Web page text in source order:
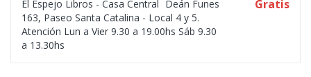
El Espejo Libros - Casa Central Deán Funes
163, Paseo Santa Catalina - Local 4 y 5.
Atención Lun a Vier 9.30 a 19.00hs Sáb 9.30
a 13.30hs
Gratis